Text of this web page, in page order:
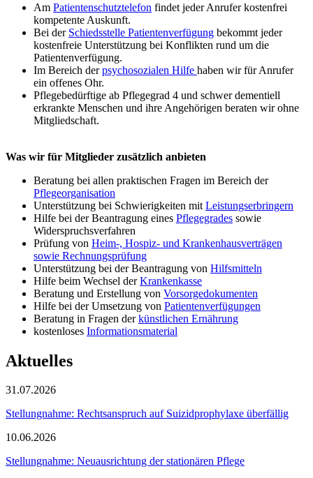
Am Patientenschutztelefon findet jeder Anrufer kostenfrei
kompetente Auskunft.
Bei der Schiedsstelle Patientenverfügung bekommt jeder
kostenfreie Unterstützung bei Konflikten rund um die
Patientenverfügung.
Im Bereich derpsychosozialen Hilfe haben wir für Anrufer
ein offenes Ohr.
Pflegebedürftige ab Pflegegrad 4 und schwer dementiell
erkrankte Menschen und ihre Angehörigen beraten wir ohne
Mitgliedschaft.
Was wir für Mitglieder zusätzlich anbieten
Beratung bei allen praktischen Fragen im Bereich der
Pflegeorganisation
Unterstützung bei Schwierigkeiten mit Leistungserbringern
Hilfe bei der Beantragung eines Pflegegrades sowie
Widerspruchsverfahren
Prüfung von Heim-, Hospiz- und Krankenhausverträgen
sowie Rechnungsprüfung
Unterstützung bei der Beantragung von Hilfsmitteln
Hilfe beim Wechsel derKrankenkasse
Beratung und Erstellung von Vorsorgedokumenten
Hilfe bei der Umsetzung von Patientenverfügungen
Beratung in Fragen derkünstlichen Ernährung
kostenloses Informationsmaterial
Aktuelles
31.07.2026
Stellungnahme: Rechtsanspruch auf Suizidprophylaxe überfällig
10.06.2026
Stellungnahme: Neuausrichtung der stationären Pflege